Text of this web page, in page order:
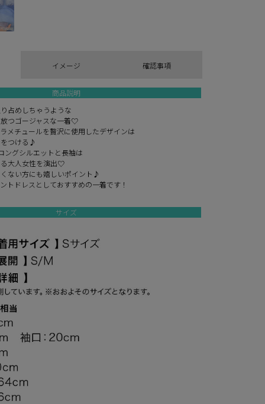
イメージ 確認事項
商品説明
占めしちゃうような
つゴージャスな一着♡
メチュールを贅沢に使用したデザインは
つける♪
ングシルエットと長袖は
大人女性を演出♡
ない方にも嬉しいポイント♪
トドレスとしておすすめの一着です！
サイズ